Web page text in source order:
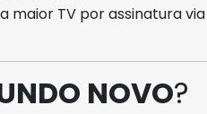
maior TV por assinatura via
NOVO?